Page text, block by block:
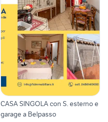
CASA SINGOLA con S. esterno e
garage a Belpasso